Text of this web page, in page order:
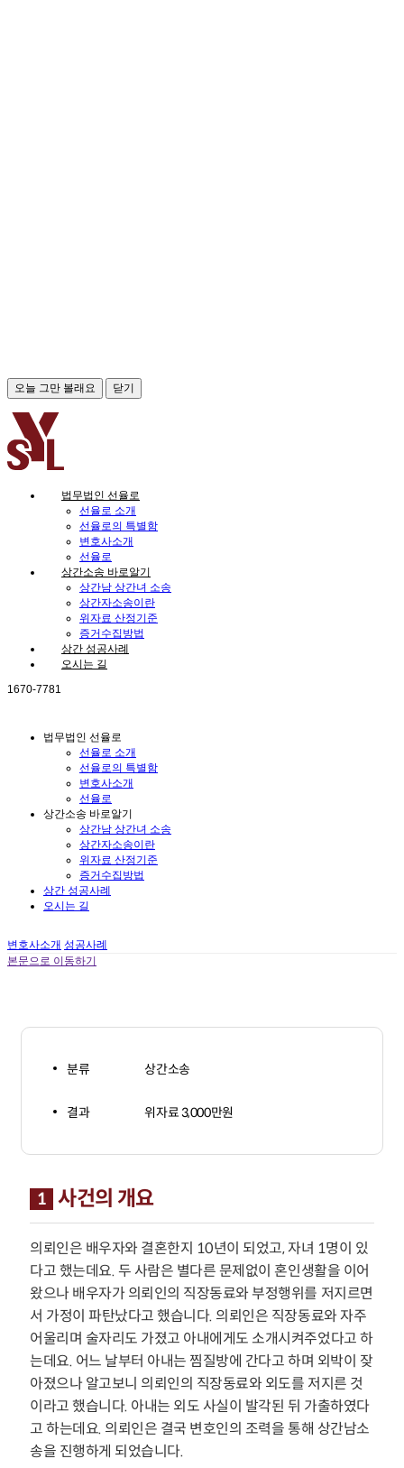
오늘 그만 볼래요 닫기
법무법인 선율로
선율로 소개
선율로의 특별함
변호사소개
선율로
상간소송 바로알기
상간남 상간녀 소송
상간자소송이란
위자료 산정기준
증거수집방법
상간 성공사례
오시는 길
1670-7781
법무법인 선율로
선율로 소개
선율로의 특별함
변호사소개
선율로
상간소송 바로알기
상간남 상간녀 소송
상간자소송이란
위자료 산정기준
증거수집방법
상간 성공사례
오시는 길
변호사소개 성공사례
본문으로 이동하기
분류 상간소송
결과 위자료 3,000만원
1 사건의 개요
의뢰인은 배우자와 결혼한지 10년이 되었고, 자녀 1명이 있
다고 했는데요. 두 사람은 별다른 문제없이 혼인생활을 이어
왔으나 배우자가 의뢰인의 직장동료와 부정행위를 저지르면
서 가정이 파탄났다고 했습니다. 의뢰인은 직장동료와 자주
어울리며 술자리도 가졌고 아내에게도 소개시켜주었다고 하
는데요. 어느 날부터 아내는 찜질방에 간다고 하며 외박이 잦
아졌으나 알고보니 의뢰인의 직장동료와 외도를 저지른 것
이라고 했습니다. 아내는 외도 사실이 발각된 뒤 가출하였다
고 하는데요. 의뢰인은 결국 변호인의 조력을 통해 상간남소
송을 진행하게 되었습니다.